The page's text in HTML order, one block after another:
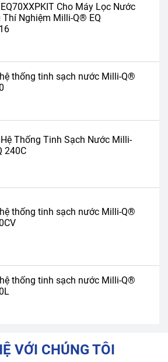
Cho Máy Lọc Nước
Thí Nghiệm Milli-Q® EQ
thống tinh sạch nước Milli-Q®
Thống Tinh Sạch Nước Milli-
240C
thống tinh sạch nước Milli-Q®
thống tinh sạch nước Milli-Q®
VỚI CHÚNG TÔI